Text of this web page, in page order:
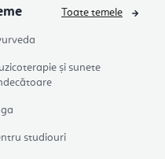
și sunete
studiouri
Toate temele